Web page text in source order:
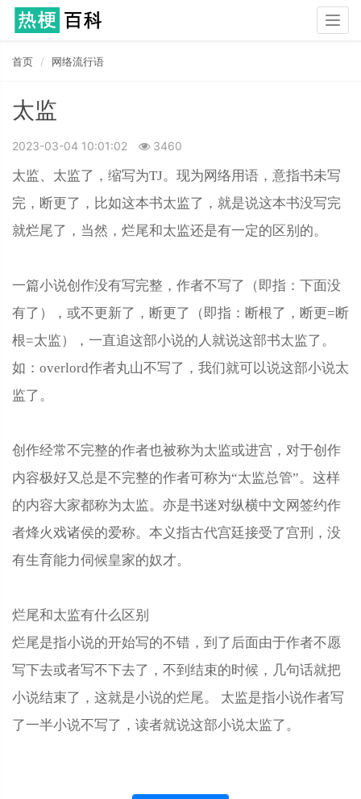
首页 网络流行语
太监
2023-03-04 10:01:02 3460
太监、太监了，缩写为TJ。现为网络用语，意指书未写
完，断更了，比如这本书太监了，就是说这本书没写完
就烂尾了，当然，烂尾和太监还是有一定的区别的。
一篇小说创作没有写完整，作者不写了（即指：下面没
有了），或不更新了，断更了（即指：断根了，断更=断
根=太监），一直追这部小说的人就说这部书太监了。
如：overlord作者丸山不写了，我们就可以说这部小说太
监了。
创作经常不完整的作者也被称为太监或进宫，对于创作
内容极好又总是不完整的作者可称为“太监总管”。这样
的内容大家都称为太监。亦是书迷对纵横中文网签约作
者烽火戏诸侯的爱称。本义指古代宫廷接受了宫刑，没
有生育能力伺候皇家的奴才。
烂尾和太监有什么区别
烂尾是指小说的开始写的不错，到了后面由于作者不愿
写下去或者写不下去了，不到结束的时候，几句话就把
小说结束了，这就是小说的烂尾。 太监是指小说作者写
了一半小说不写了，读者就说这部小说太监了。